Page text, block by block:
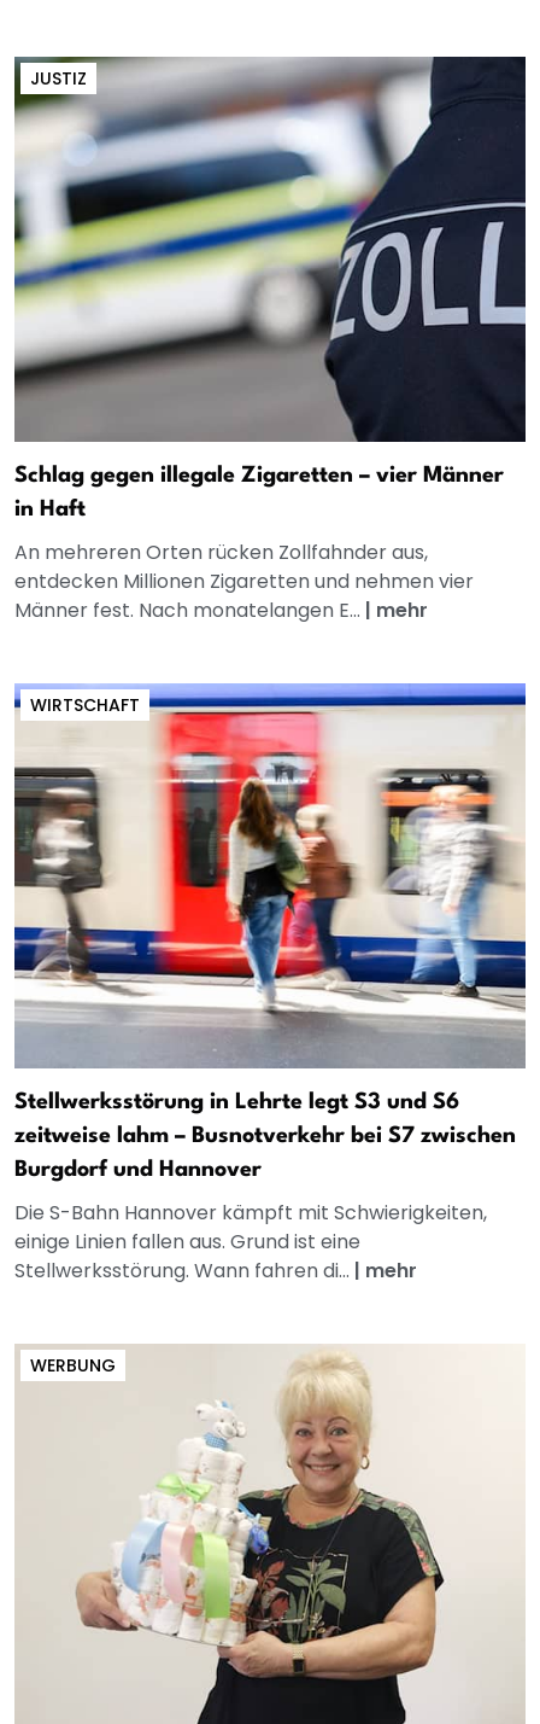
JUSTIZ
Schlag gegen illegale Zigaretten – vier Männer
in Haft
An mehreren Orten rücken Zollfahnder aus,
entdecken Millionen Zigaretten und nehmen vier
Männer fest. Nach monatelangen E... | mehr
WIRTSCHAFT
Stellwerksstörung in Lehrte legt S3 und S6
zeitweise lahm – Busnotverkehr bei S7 zwischen
Burgdorf und Hannover
Die S-Bahn Hannover kämpft mit Schwierigkeiten,
einige Linien fallen aus. Grund ist eine
Stellwerksstörung. Wann fahren di... | mehr
WERBUNG